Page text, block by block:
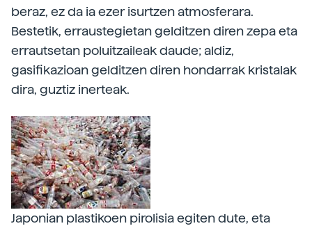
beraz, ez da ia ezer isurtzen atmosferara.
Bestetik, erraustegietan gelditzen diren zepa eta
errautsetan poluitzaileak daude; aldiz,
gasifikazioan gelditzen diren hondarrak kristalak
dira, guztiz inerteak.
Japonian plastikoen pirolisia egiten dute, eta